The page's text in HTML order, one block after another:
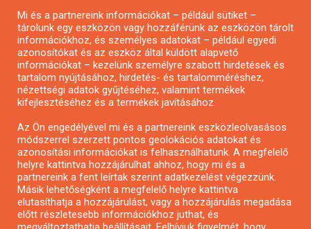
Pályázatírás civil szervezeteknek
Pályázatírás önkormányzatoknak
Pályázatfigyelés
Specifikus pályázatfigyelés vagy hírlevél
Pályázatok magánszemélyeknek
Pályázatok civil szervezeteknek
Pályázatok vállalkozásoknak
Önkormányzati pályázatok
Mi és a partnereink információkat – például sütiket –
tárolunk egy eszközön vagy hozzáférünk az eszközön tárolt
információkhoz, és személyes adatokat – például egyedi
azonosítókat és az eszköz által küldött alapvető
információkat – kezelünk személyre szabott hirdetések és
tartalom nyújtásához, hirdetés- és tartalomméréshez,
nézettségi adatok gyűjtéséhez, valamint termékek
kifejlesztéséhez és a termékek javításához.
Az Ön engedélyével mi és a partnereink eszközleolvasásos
módszerrel szerzett pontos geolokációs adatokat és
azonosítási információkat is felhasználhatunk. A megfelelő
helyre kattintva hozzájárulhat ahhoz, hogy mi és a
partnereink a fent leírtak szerint adatkezelést végezzünk.
Másik lehetőségként a megfelelő helyre kattintva
elutasíthatja a hozzájárulást, vagy a hozzájárulás megadása
előtt részletesebb információkhoz juthat, és